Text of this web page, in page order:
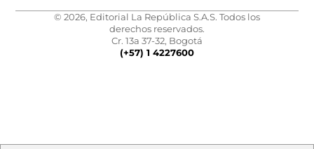
© 2026, Editorial La República S.A.S. Todos los
derechos reservados.
Cr. 13a 37-32, Bogotá
(+57) 1 4227600